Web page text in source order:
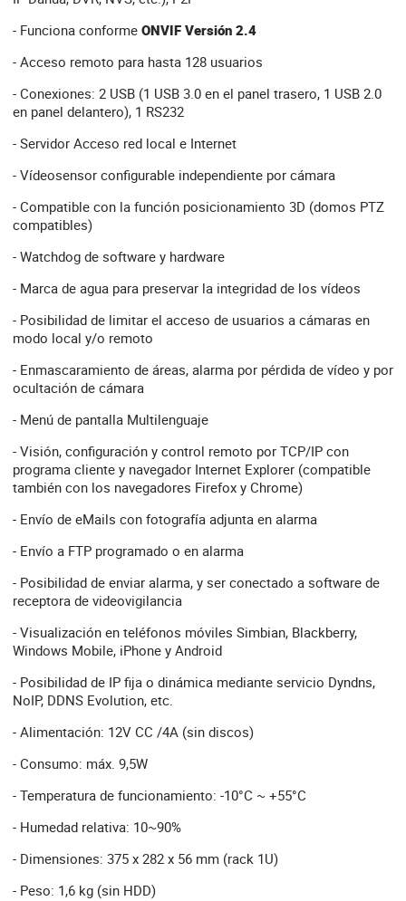
- Funciona conforme ONVIF Versión 2.4
- Acceso remoto para hasta 128 usuarios
- Conexiones: 2 USB (1 USB 3.0 en el panel trasero, 1 USB 2.0
en panel delantero), 1 RS232
- Servidor Acceso red local e Internet
- Vídeosensor configurable independiente por cámara
- Compatible con la función posicionamiento 3D (domos PTZ
compatibles)
- Watchdog de software y hardware
- Marca de agua para preservar la integridad de los vídeos
- Posibilidad de limitar el acceso de usuarios a cámaras en
modo local y/o remoto
- Enmascaramiento de áreas, alarma por pérdida de vídeo y por
ocultación de cámara
- Menú de pantalla Multilenguaje
- Visión, configuración y control remoto por TCP/IP con
programa cliente y navegador Internet Explorer (compatible
también con los navegadores Firefox y Chrome)
- Envío de eMails con fotografía adjunta en alarma
- Envío a FTP programado o en alarma
- Posibilidad de enviar alarma, y ser conectado a software de
receptora de videovigilancia
- Visualización en teléfonos móviles Simbian, Blackberry,
Windows Mobile, iPhone y Android
- Posibilidad de IP fija o dinámica mediante servicio Dyndns,
NoIP, DDNS Evolution, etc.
- Alimentación: 12V CC /4A (sin discos)
- Consumo: máx. 9,5W
- Temperatura de funcionamiento: -10°C ~ +55°C
- Humedad relativa: 10~90%
- Dimensiones: 375 x 282 x 56 mm (rack 1U)
- Peso: 1,6 kg (sin HDD)